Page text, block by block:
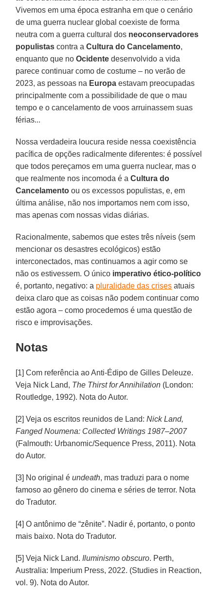
Vivemos em uma época estranha em que o cenário
de uma guerra nuclear global coexiste de forma
neutra com a guerra cultural dos neoconservadores
populistas contra aCultura do Cancelamento,
enquanto que noOcidente desenvolvido a vida
parece continuar como de costume – no verão de
2023, as pessoas na Europa estavam preocupadas
principalmente com a possibilidade de que o mau
tempo e o cancelamento de voos arruinassem suas
férias...
Nossa verdadeira loucura reside nessa coexistência
pacífica de opções radicalmente diferentes: é possível
que todos pereçamos em uma guerra nuclear, mas o
que realmente nos incomoda é aCultura do
Cancelamento ou os excessos populistas, e, em
última análise, não nos importamos nem com isso,
mas apenas com nossas vidas diárias.
Racionalmente, sabemos que estes três níveis (sem
mencionar os desastres ecológicos) estão
interconectados, mas continuamos a agir como se
não os estivessem. O único imperativo ético-político
é, portanto, negativo: a pluralidade das crises atuais
deixa claro que as coisas não podem continuar como
estão agora – como procedemos é uma questão de
risco e improvisações.
Notas
[1] Com referência ao Anti-Édipo de Gilles Deleuze.
Veja Nick Land, The Thirst for Annihilation (London:
Routledge, 1992). Nota do Autor.
[2] Veja os escritos reunidos de Land:Nick Land,
Fanged Noumena: Collected Writings 1987–2007
(Falmouth: Urbanomic/Sequence Press, 2011). Nota
do Autor.
[3] No original éundeath, mas traduzi para o nome
famoso ao gênero do cinema e séries de terror. Nota
do Tradutor.
[4] O antônimo de “zênite”. Nadir é, portanto, o ponto
mais baixo. Nota do Tradutor.
[5] Veja Nick Land. Iluminismo obscuro. Perth,
Australia: Imperium Press, 2022. (Studies in Reaction,
vol. 9). Nota do Autor.